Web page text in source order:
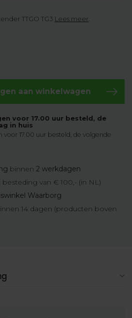
TTGO TG3 Lees meer
aan winkelwagen
voor 17.00 uur besteld, de
in huis
voor 17.00 uur besteld, de volgende
binnen 2 werkdagen
besteding van € 100,- (in NL)
Waarborg
14 dagen (producten boven